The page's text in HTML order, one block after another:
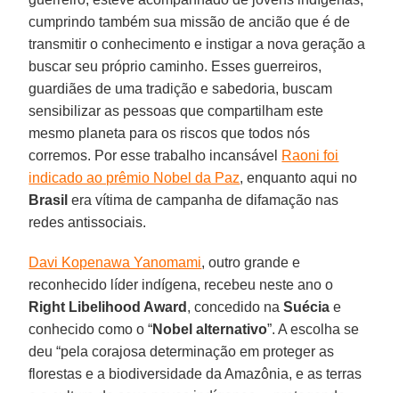
cumprindo também sua missão de ancião que é de
transmitir o conhecimento e instigar a nova geração a
buscar seu próprio caminho. Esses guerreiros,
guardiães de uma tradição e sabedoria, buscam
sensibilizar as pessoas que compartilham este
mesmo planeta para os riscos que todos nós
corremos. Por esse trabalho incansável Raoni foi
indicado ao prêmio Nobel da Paz, enquanto aqui no
Brasil era vítima de campanha de difamação nas
redes antissociais.
Davi Kopenawa Yanomami, outro grande e
reconhecido líder indígena, recebeu neste ano o
Right Libelihood Award , concedido naSuécia e
conhecido como o “Nobel alternativo”. A escolha se
deu “pela corajosa determinação em proteger as
florestas e a biodiversidade da Amazônia, e as terras